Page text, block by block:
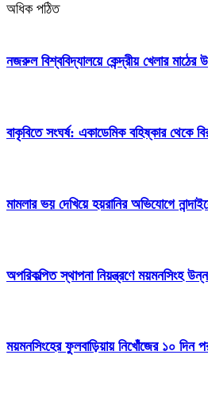
অধিক পঠিত
নজরুল বিশ্ববিদ্যালয়ে কেন্দ্রীয় খেলার মাঠের
বাকৃবিতে সংঘর্ষ: একাডেমিক বহিষ্কার
মামলার ভয় দেখিয়ে হয়রানির অভিযোগে
অপরিকল্পিত স্থাপনা নিয়ন্ত্রণে ময়মনসিংহ
ময়মনসিংহের ফুলবাড়িয়ায় নিখোঁজের ১০ দিন